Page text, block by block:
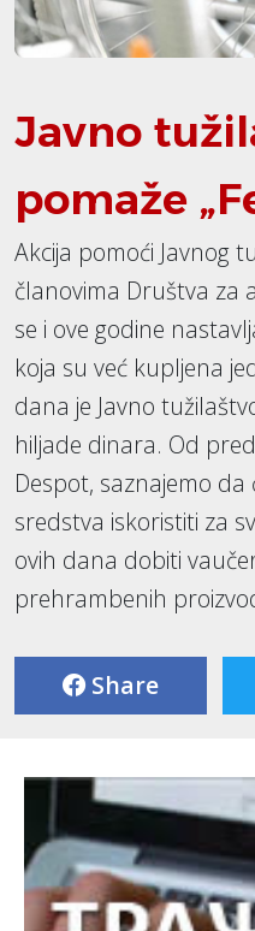
Javno
pomaže
Akcija pomoći Javnog
članovima Društva za
se i ove godine
koja su već kupljena
dana je Javno
hiljade dinara. Od
Despot, saznajemo
sredstva iskoristiti za
ovih dana dobiti
prehrambenih
Share